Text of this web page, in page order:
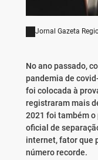
Jornal Gazeta
No ano passado,
pandemia de
foi colocada à
registraram mais
2021 foi também
oficial de
internet, fator que
número recorde.